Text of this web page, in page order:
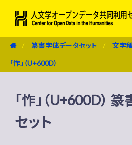
篆書字体データセット 文字
「怍」（U+600D）
「怍」（U+600D）
セット